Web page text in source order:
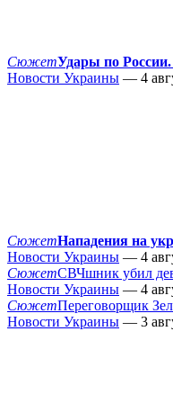
СюжетУдары по России.
Новости Украины — 4
СюжетНападения на
Новости Украины — 4
СюжетСВЧшник убил
Новости Украины — 4
СюжетПереговорщик
Новости Украины — 3